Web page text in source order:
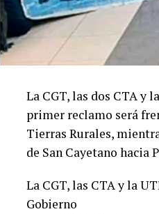
La CGT, las dos CTA y
primer reclamo será
Tierras Rurales,
de San Cayetano hacia
La CGT, las CTA y la
Gobierno